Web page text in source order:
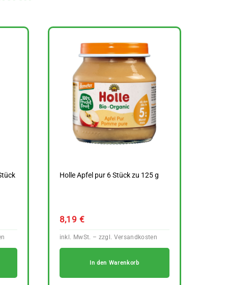
Holle Apfel pur 6 Stück zu 125 g
8,19 €
In den Warenkorb